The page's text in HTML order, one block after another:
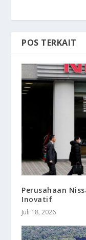
POS TERKAIT
Perusahaan
Inovatif
Juli 18, 2026